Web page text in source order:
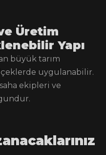
Üretim
Yapı
büyük tarım
uygulanabilir.
ekipleri ve